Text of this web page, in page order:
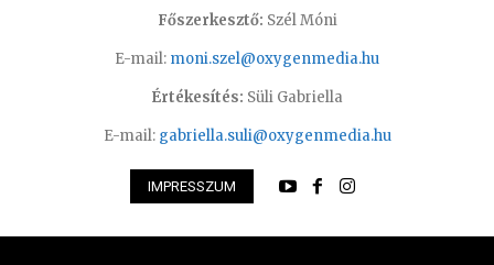
Főszerkesztő: Szél Móni
E-mail: moni.szel@oxygenmedia.hu
Értékesítés: Süli Gabriella
E-mail: gabriella.suli@oxygenmedia.hu
IMPRESSZUM